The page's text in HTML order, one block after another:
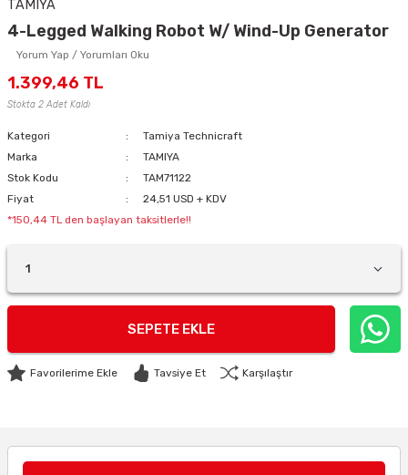
TAMIYA
4-Legged Walking Robot W/ Wind-Up Generator
Yorum Yap / Yorumları Oku
1.399,46 TL
Stokta 2 Adet Kaldı
Kategori
Tamiya Technicraft
Marka
TAMIYA
Stok Kodu
TAM71122
Fiyat
24,51 USD + KDV
*150,44 TL den başlayan taksitlerle!!
SEPETE EKLE
Tavsiye Et Karşılaştır